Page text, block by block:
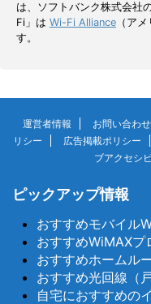
は、ソフトバンク株式会社
Fi」は Wi-Fi Alliance （ア
す。
運営者情報 お問い合わせ
リシー
広告掲載ポリシー
ブアクセシ
ピックアップ情報
おすすめモバイル
おすすめWiMAXプ
おすすめホームル
おすすめ光回線（
自宅におすすめの